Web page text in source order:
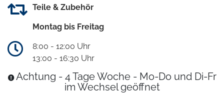
Teile & Zubehör
Montag bis Freitag
8:00 - 12:00 Uhr
13:00 - 16:30 Uhr
Achtung - 4 Tage Woche - Mo-Do und Di-Fr
im Wechsel geöffnet